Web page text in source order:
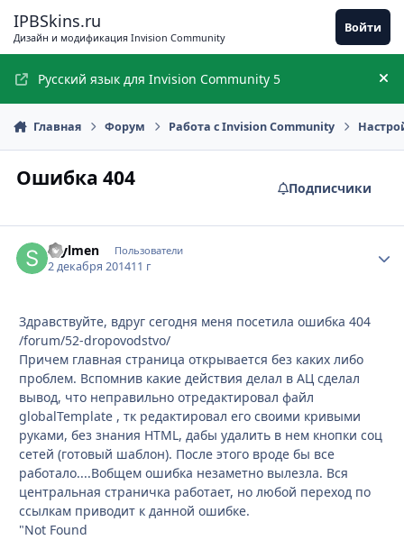
IPBSkins.ru
Дизайн и модификация Invision Community
Войти
Русский язык для Invision Community 5
Главная Форум Работа с Invision Community
Ошибка 404 Подписчики
Stylmen Пользователи
2 декабря 201411 г
Здравствуйте, вдруг сегодня меня посетила ошибка 404
/forum/52-dropovodstvo/
Причем главная страница открывается без каких либо
проблем. Вспомнив какие действия делал в АЦ сделал
вывод, что неправильно отредактировал файл
globalTemplate , тк редактировал его своими кривыми
руками, без знания HTML, дабы удалить в нем кнопки соц
сетей (готовый шаблон). После этого вроде бы все
работало....Вобщем ошибка незаметно вылезла. Вся
центральная страничка работает, но любой переход по
ссылкам приводит к данной ошибке.
"Not Found